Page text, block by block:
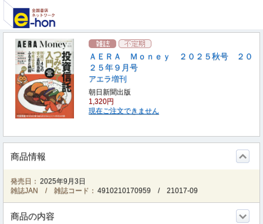
ＡＥＲＡ Ｍｏｎｅｙ ２０２５秋号 ２０
２５年９月号
アエラ増刊
朝日新聞出版
1,320円
現在ご注文できません
商品情報
発売日： 2025年9月3日
雑誌JAN / 雑誌コード： 4910210170959 /21017-09
商品の内容